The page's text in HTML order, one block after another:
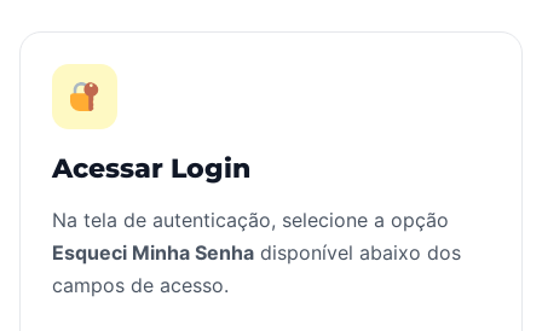
Acessar Login
Na tela de autenticação, selecione a opção
Esqueci Minha Senha disponível abaixo dos
campos de acesso.